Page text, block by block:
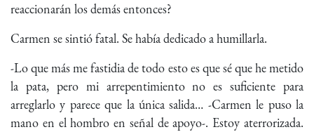
reaccionarán los demás entonces?
Carmen se sintió fatal. Se había dedicado a humillarla.
-Lo que más me fastidia de todo esto es que sé que he metido
la pata, pero mi arrepentimiento no es suficiente para
arreglarlo y parece que la única salida… -Carmen le puso la
mano en el hombro en señal de apoyo-. Estoy aterrorizada.